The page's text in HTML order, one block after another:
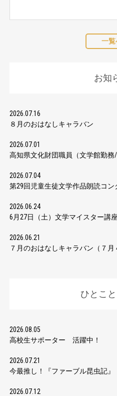
一覧
お知
2026.07.16
８月のおはなしキャラバン
2026.07.01
高知県文化財団職員（文学館勤
2026.07.04
第29回児童生徒文学作品朗読コ
2026.06.24
6月27日（土）文学マイスター
2026.06.21
７月のおはなしキャラバン（７月
ひとこ
2026.08.05
高校生サポーター 活躍中！
2026.07.21
今最推し！『ファーブル昆虫記』
2026.07.12